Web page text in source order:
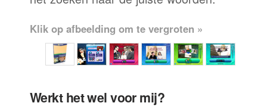
Klik op afbeelding om te vergroten »
Werkt het wel voor mij?